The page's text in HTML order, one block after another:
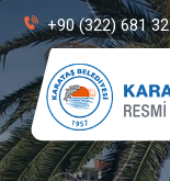
+90 (322) 681